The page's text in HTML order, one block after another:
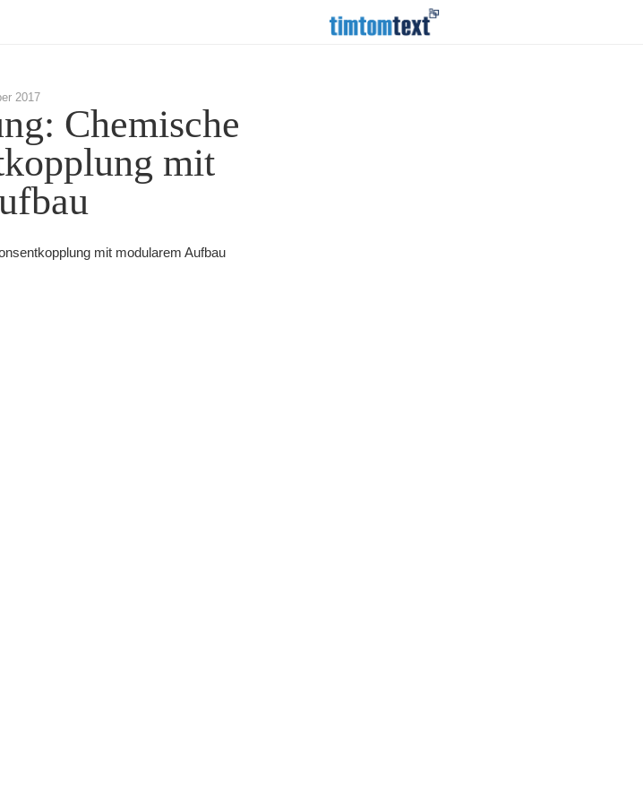
2017
Chemische
mit
mit modularem Aufbau